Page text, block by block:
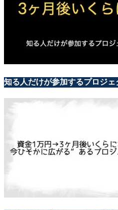
知る人だけが参加するプロジェ